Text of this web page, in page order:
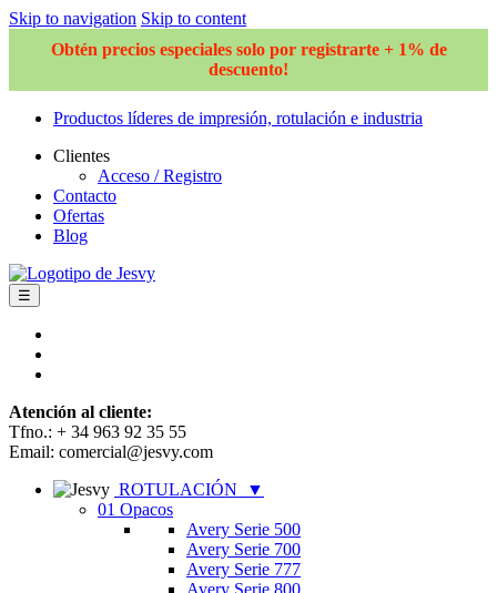
Skip to navigation Skip to content
Obtén precios especiales solo por registrarte + 1% de
descuento!
Productos líderes de impresión, rotulación e industria
Clientes
Acceso / Registro
Contacto
Ofertas
Blog
☰
Atención al cliente:
Tfno.: + 34 963 92 35 55
Email: comercial@jesvy.com
ROTULACIÓN
▼
01 Opacos
Avery Serie 500
Avery Serie 700
Avery Serie 777
Avery Serie 800